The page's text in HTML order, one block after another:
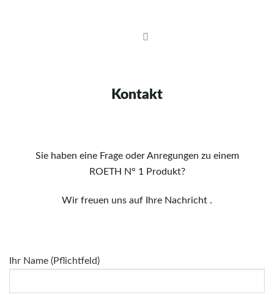
Kontakt
Sie haben eine Frage oder Anregungen zu einem
ROETH N° 1 Produkt?
Wir freuen uns auf Ihre Nachricht .
Ihr Name (Pflichtfeld)